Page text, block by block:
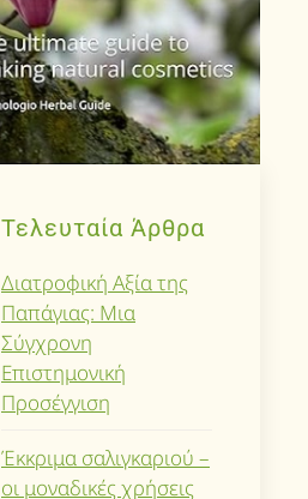
Τελευταία Άρθρα
Διατροφική Αξία της
Παπάγιας: Μια
Σύγχρονη
Επιστημονική
Προσέγγιση
Έκκριμα σαλιγκαριού –
οι μοναδικές χρήσεις